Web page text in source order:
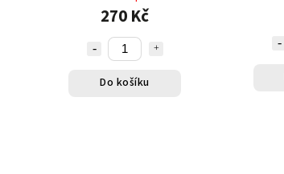
270 Kč
Do košíku